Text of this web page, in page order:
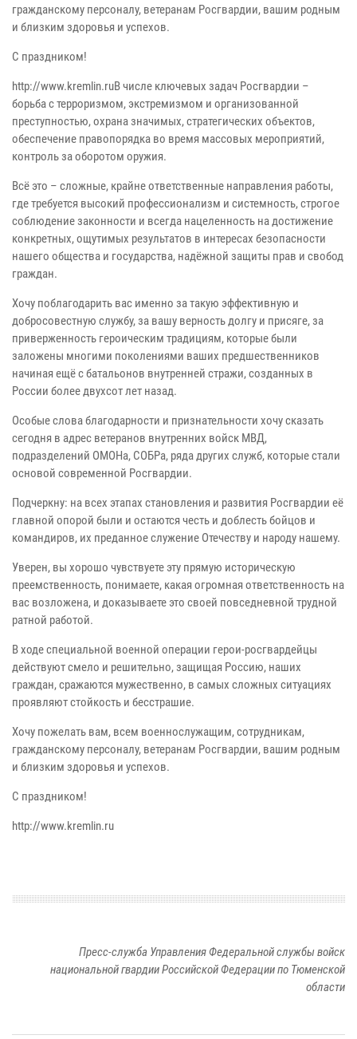
гражданскому персоналу, ветеранам Росгвардии, вашим родным
и близким здоровья и успехов.
С праздником!
http://www.kremlin.ruВ числе ключевых задач Росгвардии –
борьба с терроризмом, экстремизмом и организованной
преступностью, охрана значимых, стратегических объектов,
обеспечение правопорядка во время массовых мероприятий,
контроль за оборотом оружия.
Всё это – сложные, крайне ответственные направления работы,
где требуется высокий профессионализм и системность, строгое
соблюдение законности и всегда нацеленность на достижение
конкретных, ощутимых результатов в интересах безопасности
нашего общества и государства, надёжной защиты прав и свобод
граждан.
Хочу поблагодарить вас именно за такую эффективную и
добросовестную службу, за вашу верность долгу и присяге, за
приверженность героическим традициям, которые были
заложены многими поколениями ваших предшественников
начиная ещё с батальонов внутренней стражи, созданных в
России более двухсот лет назад.
Особые слова благодарности и признательности хочу сказать
сегодня в адрес ветеранов внутренних войск МВД,
подразделений ОМОНа, СОБРа, ряда других служб, которые стали
основой современной Росгвардии.
Подчеркну: на всех этапах становления и развития Росгвардии её
главной опорой были и остаются честь и доблесть бойцов и
командиров, их преданное служение Отечеству и народу нашему.
Уверен, вы хорошо чувствуете эту прямую историческую
преемственность, понимаете, какая огромная ответственность на
вас возложена, и доказываете это своей повседневной трудной
ратной работой.
В ходе специальной военной операции герои-росгвардейцы
действуют смело и решительно, защищая Россию, наших
граждан, сражаются мужественно, в самых сложных ситуациях
проявляют стойкость и бесстрашие.
Хочу пожелать вам, всем военнослужащим, сотрудникам,
гражданскому персоналу, ветеранам Росгвардии, вашим родным
и близким здоровья и успехов.
С праздником!
http://www.kremlin.ru
Пресс-служба Управления Федеральной службы войск
национальной гвардии Российской Федерации по Тюменской
области